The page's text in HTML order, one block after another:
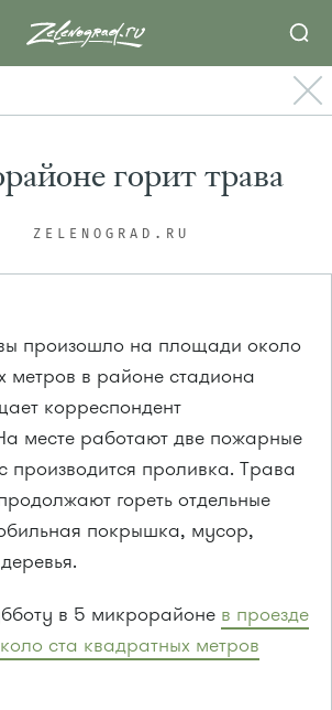
горит трава
ZELENOGRAD.RU
произошло на площади около
метров в районе стадиона
корреспондент
месте работают две пожарные
производится проливка. Трава
гореть отдельные
покрышка, мусор,
в 5 микрорайоне в проезде
ста квадратных метров